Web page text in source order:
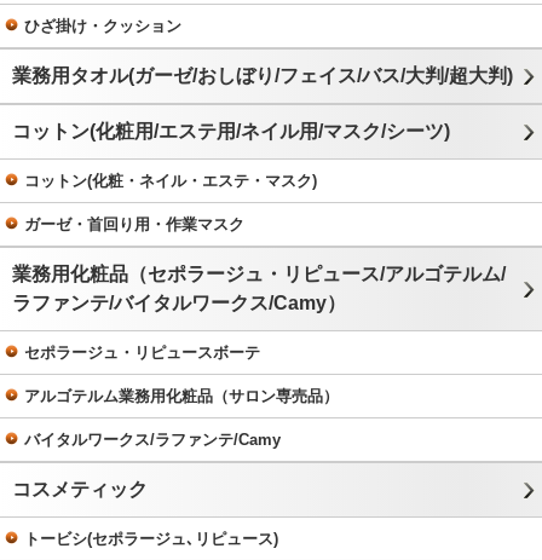
ひざ掛け・クッション
業務用タオル(ガーゼ/おしぼり/フェイス/バス/大判/超大判)
コットン(化粧用/エステ用/ネイル用/マスク/シーツ)
コットン(化粧・ネイル・エステ・マスク)
ガーゼ・首回り用・作業マスク
業務用化粧品（セポラージュ・リピュース/アルゴテルム/
ラファンテ/バイタルワークス/Camy）
セポラージュ・リピュースボーテ
アルゴテルム業務用化粧品（サロン専売品）
バイタルワークス/ラファンテ/Camy
コスメティック
トービシ(セポラージュ､リピュース)